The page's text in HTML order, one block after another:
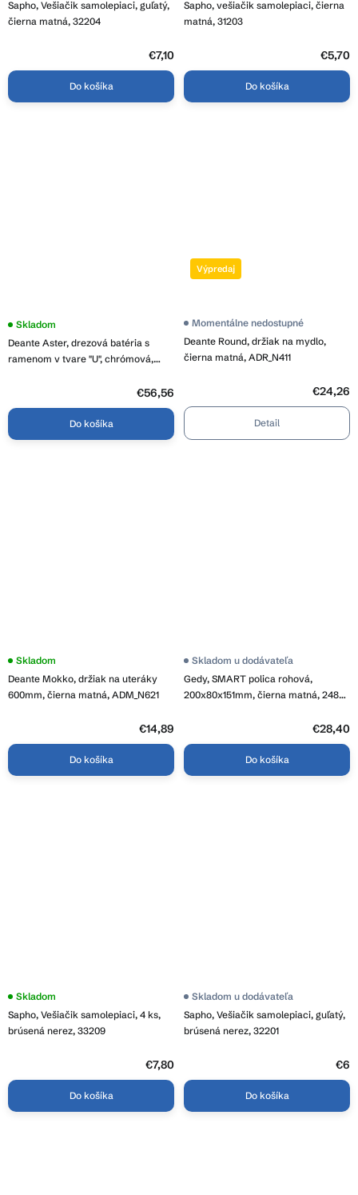
Sapho, Vešiačik samolepiaci, guľatý,
čierna matná, 32204
produktu
je
€7,10
Do košíka
Sapho, vešiačik samolepiaci, čierna
matná, 31203
produktu
je
€5,70
Do košíka
Deante Aster, drezová batéria s
ramenom v tvare "U", chrómová,
Skladom
€56,56
Do košíka
Výpredaj
Deante Round, držiak na mydlo,
čierna matná, ADR_N411
Momentálne nedostupné
€24,26
Detail
Deante Mokko, držiak na uteráky
600mm, čierna matná, ADM_N621
Skladom
€14,89
Do košíka
Gedy, SMART polica rohová,
200x80x151mm, čierna matná, 2483-
Skladom u dodávateľa
€28,40
Do košíka
Sapho, Vešiačik samolepiaci, 4 ks,
brúsená nerez, 33209
Skladom
€7,80
Do košíka
Sapho, Vešiačik samolepiaci, guľatý,
brúsená nerez, 32201
Skladom u dodávateľa
€6
Do košíka